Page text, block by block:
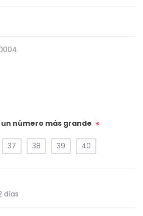
número más grande *
37 38 39 40
días